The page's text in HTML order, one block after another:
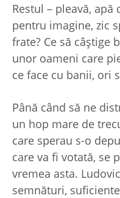
Restul – pleavă, apă
pentru imagine, zic
frate? Ce să câştige
unor oameni care
ce face cu banii, ori
Până când să ne
un hop mare de
care sperau s-o
care va fi votată, se
vremea asta.
semnături,